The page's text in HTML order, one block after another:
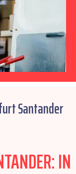
Santander
IN